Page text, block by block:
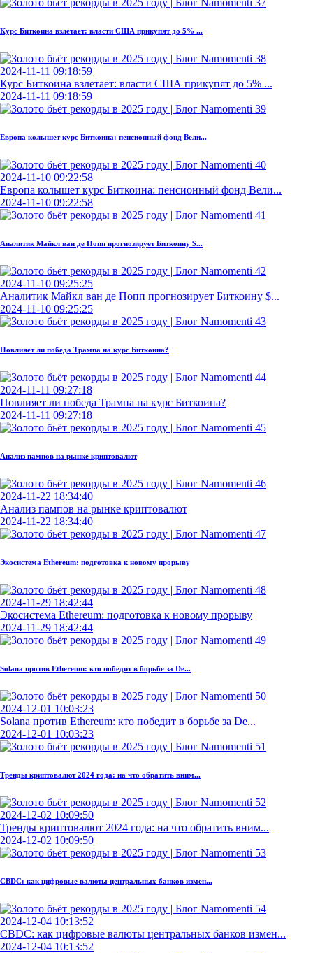
Курс Биткоина взлетает: власти США прикупят до 5% ...
2024-11-11 09:18:59
Курс Биткоина взлетает: власти США прикупят до 5% ...
2024-11-11 09:18:59
Европа колышет курс Биткоина: пенсионный фонд Вели...
2024-11-10 09:22:58
Европа колышет курс Биткоина: пенсионный фонд Вели...
2024-11-10 09:22:58
Аналитик Майкл ван де Попп прогнозирует Биткоину $...
2024-11-10 09:25:25
Аналитик Майкл ван де Попп прогнозирует Биткоину $...
2024-11-10 09:25:25
Повлияет ли победа Трампа на курс Биткоина?
2024-11-11 09:27:18
Повлияет ли победа Трампа на курс Биткоина?
2024-11-11 09:27:18
Анализ пампов на рынке криптовалют
2024-11-22 18:34:40
Анализ пампов на рынке криптовалют
2024-11-22 18:34:40
Экосистема Ethereum: подготовка к новому прорыву
2024-11-29 18:42:44
Экосистема Ethereum: подготовка к новому прорыву
2024-11-29 18:42:44
Solana против Ethereum: кто победит в борьбе за De...
2024-12-01 10:03:23
Solana против Ethereum: кто победит в борьбе за De...
2024-12-01 10:03:23
Тренды криптовалют 2024 года: на что обратить вним...
2024-12-02 10:09:50
Тренды криптовалют 2024 года: на что обратить вним...
2024-12-02 10:09:50
CBDC: как цифровые валюты центральных банков измен...
2024-12-04 10:13:52
CBDC: как цифровые валюты центральных банков измен...
2024-12-04 10:13:52